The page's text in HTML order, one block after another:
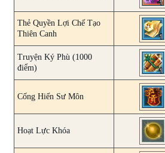
Thẻ Quyền Lợi Chế Tạo
Thiên Canh
Truyện Ký Phù (1000
điểm)
Cống Hiến Sư Môn
Hoạt Lực Khóa